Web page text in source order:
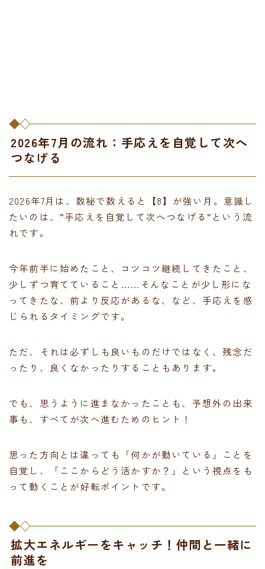
2026年7月の流れ：手応えを自覚して次へ
つなげる
2026年7月は、数秘で数えると【8】が強い月。意識し
たいのは、”手応えを自覚して次へつなげる”という流
れです。
今年前半に始めたこと、コツコツ継続してきたこと、
少しずつ育てていること……そんなことが少し形にな
ってきたな、前より反応があるな、など、手応えを感
じられるタイミングです。
ただ、それは必ずしも良いものだけではなく、残念だ
ったり、良くなかったりすることもあります。
でも、思うように進まなかったことも、予想外の出来
事も、すべてが次へ進むためのヒント！
思った方向とは違っても「何かが動いている」ことを
自覚し、「ここからどう活かすか？」という視点をも
って動くことが好転ポイントです。
拡大エネルギーをキャッチ！仲間と一緒に
前進を